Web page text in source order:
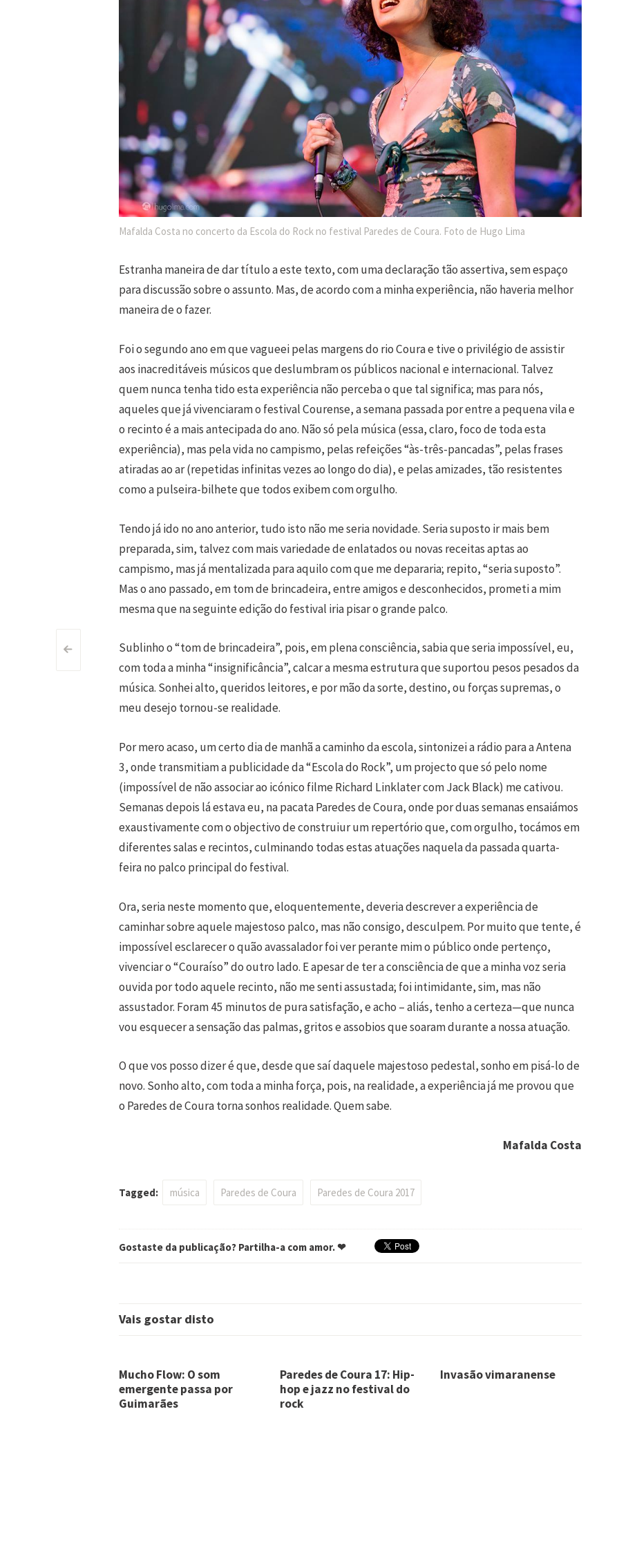
Post
navigation
<
Mafalda Costa no concerto da Escola do Rock no festival Paredes de Coura. Foto de Hugo Lima
Estranha maneira de dar título a este texto, com uma declaração tão assertiva, sem espaço
para discussão sobre o assunto. Mas, de acordo com a minha experiência, não haveria melhor
maneira de o fazer.
Foi o segundo ano em que vagueei pelas margens do rio Coura e tive o privilégio de assistir
aos inacreditáveis músicos que deslumbram os públicos nacional e internacional. Talvez
quem nunca tenha tido esta experiência não perceba o que tal significa; mas para nós,
aqueles que já vivenciaram o festival Courense, a semana passada por entre a pequena vila e
o recinto é a mais antecipada do ano. Não só pela música (essa, claro, foco de toda esta
experiência), mas pela vida no campismo, pelas refeições “às-três-pancadas”, pelas frases
atiradas ao ar (repetidas infinitas vezes ao longo do dia), e pelas amizades, tão resistentes
como a pulseira-bilhete que todos exibem com orgulho.
Tendo já ido no ano anterior, tudo isto não me seria novidade. Seria suposto ir mais bem
preparada, sim, talvez com mais variedade de enlatados ou novas receitas aptas ao
campismo, mas já mentalizada para aquilo com que me depararia; repito, “seria suposto”.
Mas o ano passado, em tom de brincadeira, entre amigos e desconhecidos, prometi a mim
mesma que na seguinte edição do festival iria pisar o grande palco.
Sublinho o “tom de brincadeira”, pois, em plena consciência, sabia que seria impossível, eu,
com toda a minha “insignificância”, calcar a mesma estrutura que suportou pesos pesados da
música. Sonhei alto, queridos leitores, e por mão da sorte, destino, ou forças supremas, o
meu desejo tornou-se realidade.
Por mero acaso, um certo dia de manhã a caminho da escola, sintonizei a rádio para a Antena
3, onde transmitiam a publicidade da “Escola do Rock”, um projecto que só pelo nome
(impossível de não associar ao icónico filme Richard Linklater com Jack Black) me cativou.
Semanas depois lá estava eu, na pacata Paredes de Coura, onde por duas semanas ensaiámos
exaustivamente com o objectivo de construiur um repertório que, com orgulho, tocámos em
diferentes salas e recintos, culminando todas estas atuações naquela da passada quarta-
feira no palco principal do festival.
Ora, seria neste momento que, eloquentemente, deveria descrever a experiência de
caminhar sobre aquele majestoso palco, mas não consigo, desculpem. Por muito que tente, é
impossível esclarecer o quão avassalador foi ver perante mim o público onde pertenço,
vivenciar o “Couraíso” do outro lado. E apesar de ter a consciência de que a minha voz seria
ouvida por todo aquele recinto, não me senti assustada; foi intimidante, sim, mas não
assustador. Foram 45 minutos de pura satisfação, e acho – aliás, tenho a certeza—que nunca
vou esquecer a sensação das palmas, gritos e assobios que soaram durante a nossa atuação.
O que vos posso dizer é que, desde que saí daquele majestoso pedestal, sonho em pisá-lo de
novo. Sonho alto, com toda a minha força, pois, na realidade, a experiência já me provou que
o Paredes de Coura torna sonhos realidade. Quem sabe.
Mafalda Costa
Tagged: música Paredes de Coura Paredes de Coura 2017
Gostaste da publicação? Partilha-a com amor. ❤
Vais gostar disto
Mucho Flow: O som
emergente passa por
Guimarães
Paredes de Coura 17: Hip-
hop e jazz no festival do
rock
Invasão vimaranense